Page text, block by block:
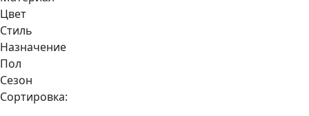
Цвет
Стиль
Назначение
Пол
Сезон
Сортировка: